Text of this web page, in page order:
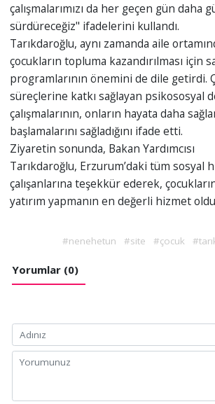
çalışmalarımızı da her geçen gün daha
sürdüreceğiz" ifadelerini kullandı.
Tarıkdaroğlu, aynı zamanda aile
çocukların topluma kazandırılması için
programlarının önemini de dile getirdi.
süreçlerine katkı sağlayan psikososyal
çalışmalarının, onların hayata daha
başlamalarını sağladığını ifade etti.
Ziyaretin sonunda, Bakan Yardımcısı
Tarıkdaroğlu, Erzurum’daki tüm sosyal
çalışanlarına teşekkür ederek,
yatırım yapmanın en değerli hizmet
#nenehetun #site #çocuk
Yorumlar (0)